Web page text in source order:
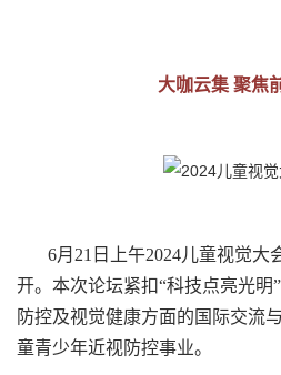
大咖云集 聚焦
6月21日上午2024儿童视觉大
开。本次论坛紧扣“科技点亮光明
防控及视觉健康方面的国际交流
童青少年近视防控事业。